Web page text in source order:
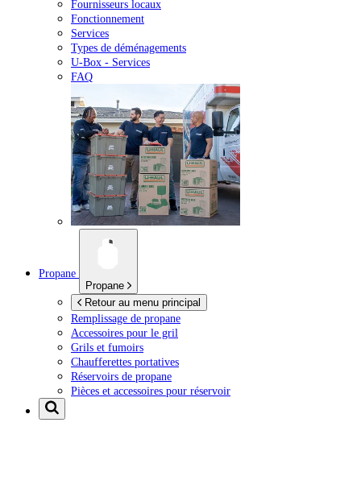
Fournisseurs locaux
Fonctionnement
Services
Types de déménagements
U-Box - Services
FAQ
Propane
Propane
Retour au menu principal
Remplissage de propane
Accessoires pour le gril
Grils et fumoirs
Chaufferettes portatives
Réservoirs de propane
Pièces et accessoires pour réservoir